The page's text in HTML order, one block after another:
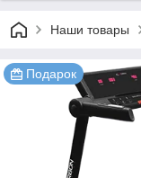
Наши товары
Подарок